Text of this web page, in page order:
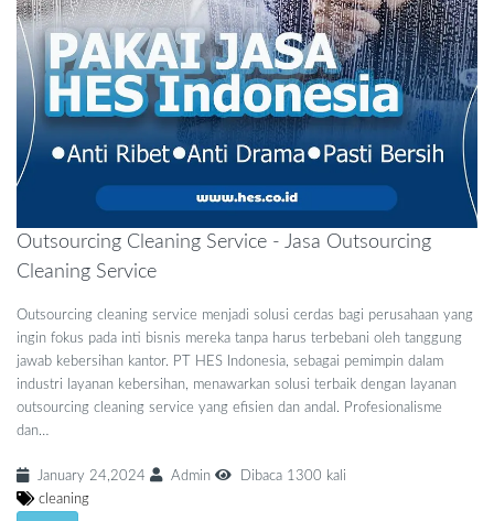
Outsourcing Cleaning Service - Jasa Outsourcing
Cleaning Service
Outsourcing cleaning service menjadi solusi cerdas bagi perusahaan yang
ingin fokus pada inti bisnis mereka tanpa harus terbebani oleh tanggung
jawab kebersihan kantor. PT HES Indonesia, sebagai pemimpin dalam
industri layanan kebersihan, menawarkan solusi terbaik dengan layanan
outsourcing cleaning service yang efisien dan andal. Profesionalisme
dan…
January 24,2024 Admin
Dibaca 1300 kali
cleaning